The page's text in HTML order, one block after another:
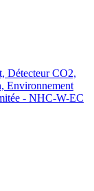
Détecteur CO2,
Environnement
- NHC-W-EC